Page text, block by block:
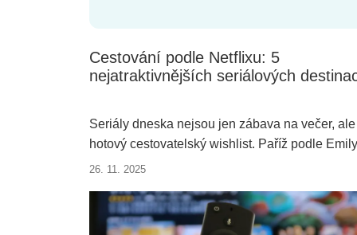
Cestování podle Netflixu: 5
nejatraktivnějších seriálových
Seriály dneska nejsou jen zábava na večer, ale
hotový cestovatelský wishlist. Paříž podle
zámky jako z Witchera nebo ulice Madridu plné
filmového turismu, kde Netflix určuje, kam
na dovolenou. Následujících 5 seriálových
26. 11. 2025